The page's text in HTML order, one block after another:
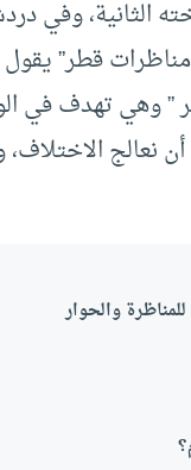
الثانية، وفي
قطر”
” وهي تهدف في
نعالج